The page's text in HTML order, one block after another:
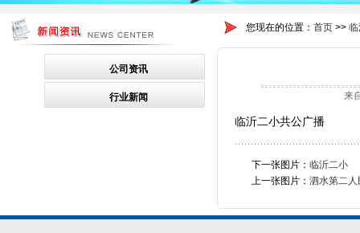
公司资讯
行业新闻
您现在的位置：首页 >>
来
临沂二小共公广播
下一张图片： 临沂二小
上一张图片： 泗水第二人